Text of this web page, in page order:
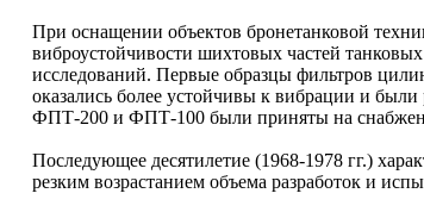
При оснащении объектов бронетанковой
виброустойчивости шихтовых частей
исследований. Первые образцы фильтров
оказались более устойчивы к вибрации и
ФПТ-200 и ФПТ-100 были приняты на
Последующее десятилетие (1968-1978 гг.)
резким возрастанием объема разработок и